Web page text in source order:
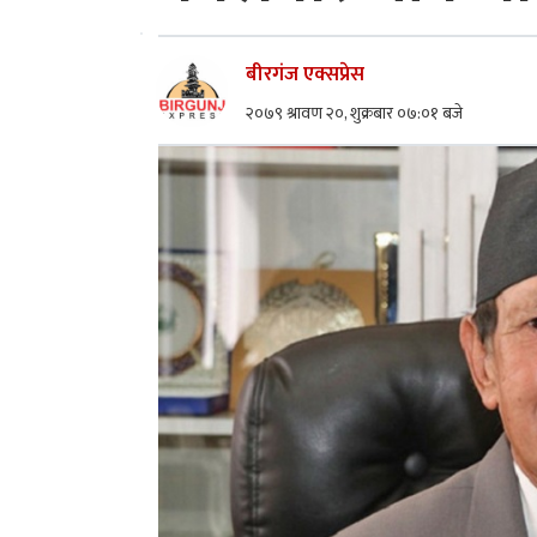
बीरगंज एक्सप्रेस
२०७९ श्रावण २०, शुक्रबार ०७:०१ बजे